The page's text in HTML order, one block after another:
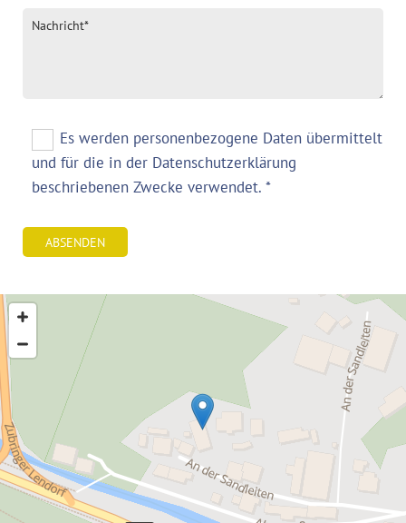
Es werden personenbezogene Daten übermittelt
und für die in der Datenschutzerklärung
beschriebenen Zwecke verwendet. *